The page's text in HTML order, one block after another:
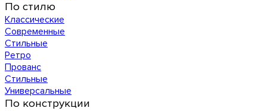
По стилю
Классические
Современные
Стильные
Ретро
Прованс
Стильные
Универсальные
По конструкции